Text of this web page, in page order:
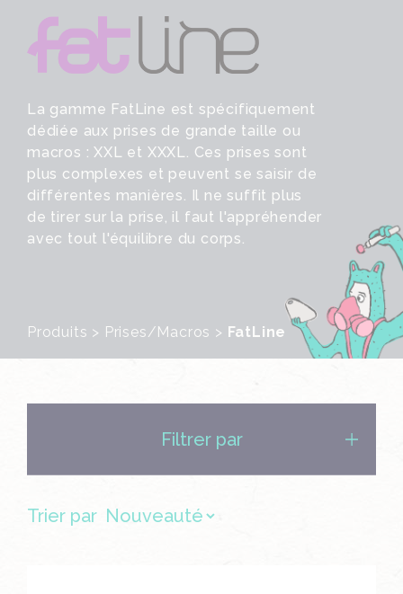
La gamme FatLine est spécifiquement
dédiée aux prises de grande taille ou
macros : XXL et XXXL. Ces prises sont
plus complexes et peuvent se saisir de
différentes manières. Il ne suffit plus
de tirer sur la prise, il faut l'appréhender
avec tout l'équilibre du corps.
Produits > Prises/Macros > FatLine
Filtrer par
Trier par